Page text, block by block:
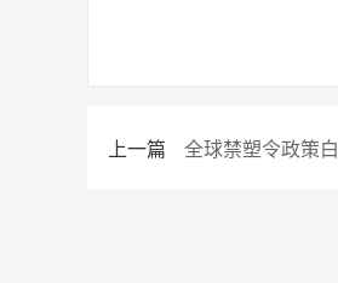
上一篇 全球禁塑令政策